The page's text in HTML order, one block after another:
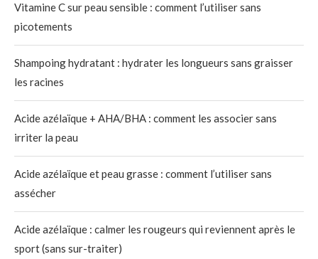
Vitamine C sur peau sensible : comment l’utiliser sans
picotements
Shampoing hydratant : hydrater les longueurs sans graisser
les racines
Acide azélaïque + AHA/BHA : comment les associer sans
irriter la peau
Acide azélaïque et peau grasse : comment l’utiliser sans
assécher
Acide azélaïque : calmer les rougeurs qui reviennent après le
sport (sans sur-traiter)